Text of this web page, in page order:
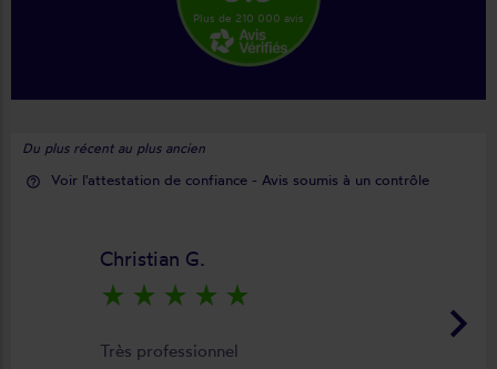
Plus de 210 000 avis
Du plus récent au plus ancien
help_outline Voir l'attestation de confiance - Avis soumis à un contrôle
keyboard_arrow_right
Christian G.
star_rate star_rate star_rate star_rate star_rate
Très professionnel